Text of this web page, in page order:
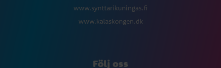
www.synttarikuningas.fi
www.kalaskongen.dk
Följ oss